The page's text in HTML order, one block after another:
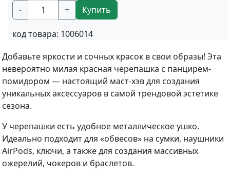
-
+ Купить
код товара: 1006014
Добавьте яркости и сочных красок в свои образы! Эта
невероятно милая красная черепашка с панцирем-
помидором — настоящий маст-хэв для создания
уникальных аксессуаров в самой трендовой эстетике
сезона.
У черепашки есть удобное металлическое ушко.
Идеально подходит для «обвесов» на сумки, наушники
AirPods, ключи, а также для создания массивных
ожерелий, чокеров и браслетов.